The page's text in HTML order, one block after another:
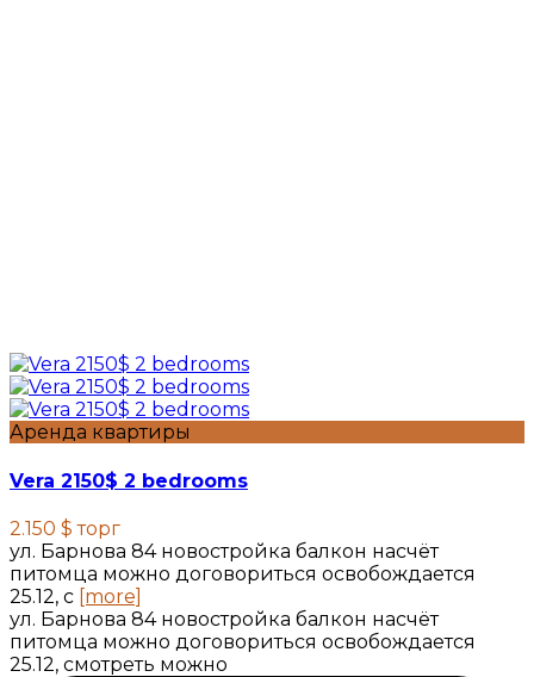
Аренда квартиры
Vera 2150$ 2 bedrooms
2.150 $торг
ул. Барнова 84 новостройка балкон насчёт
питомца можно договориться освобождается
25.12, с [more]
ул. Барнова 84 новостройка балкон насчёт
питомца можно договориться освобождается
25.12, смотреть можно